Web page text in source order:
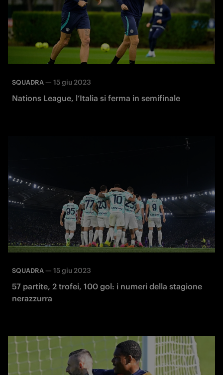
SQUADRA — 15 giu 2023
Nations League, l’Italia si ferma in semifinale
SQUADRA — 15 giu 2023
57 partite, 2 trofei, 100 gol: i numeri della stagione
nerazzurra